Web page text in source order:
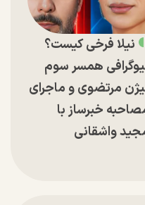
نیلا فرخی کیست؟
همسر سوم
مرتضوی و ماجرای
خبرساز با
واشقانی